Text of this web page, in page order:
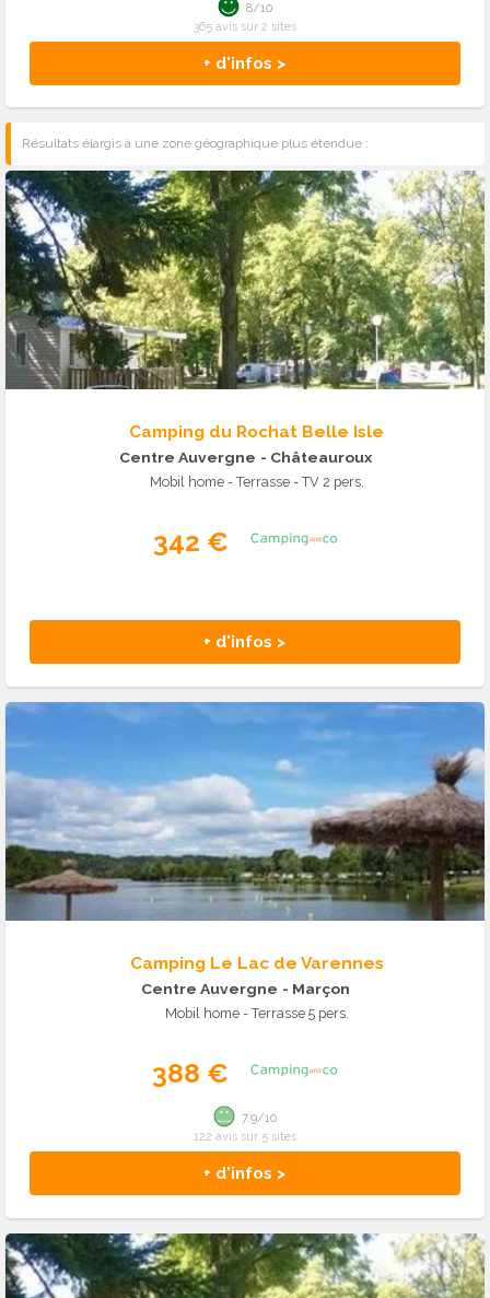
+ d'infos >
8/10
365 avis sur 2 sites
Résultats élargis à une zone géographique plus étendue :
Camping du Rochat Belle Isle
Centre Auvergne - Châteauroux
Mobil home - Terrasse - TV 2 pers.
342 €
+ d'infos >
Camping Le Lac de Varennes
Centre Auvergne - Marçon
Mobil home - Terrasse 5 pers.
388 €
+ d'infos >
7.9/10
122 avis sur 5 sites